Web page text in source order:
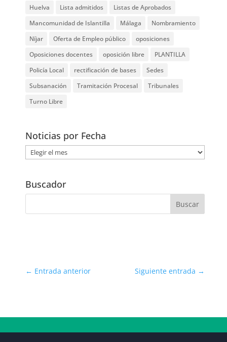
Huelva
Lista admitidos
Listas de Aprobados
Mancomunidad de Islantilla
Málaga
Nombramiento
Níjar
Oferta de Empleo público
oposiciones
Oposiciones docentes
oposición libre
PLANTILLA
Policía Local
rectificación de bases
Sedes
Subsanación
Tramitación Procesal
Tribunales
Turno Libre
Noticias por Fecha
Noticias
por
Buscador
← Entrada anterior Siguiente entrada →